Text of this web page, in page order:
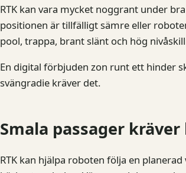
RTK kan vara mycket noggrant under
positionen är tillfälligt sämre eller
pool, trappa, brant slänt och hög
En digital förbjuden zon runt ett hinder
svängradie kräver det.
Smala passager
RTK kan hjälpa roboten följa en